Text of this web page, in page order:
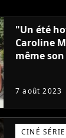
"Un été
Caroline
même
7 août 2023
CINÉ SÉRIE